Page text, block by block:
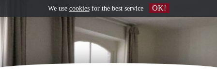
We use cookiesfor the best service OK!